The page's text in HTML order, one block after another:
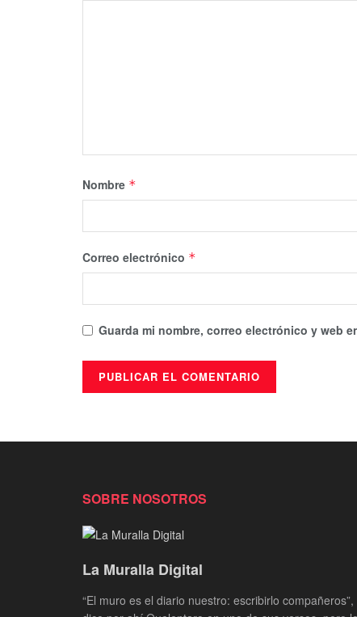
Nombre *
Correo electrónico *
Guarda mi nombre, correo electrónico y web
SOBRE NOSOTROS
La Muralla Digital
“El muro es el diario nuestro: escribirlo compañeros”,